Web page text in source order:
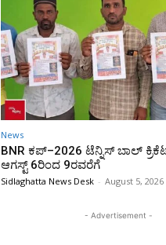
News
BNR ಕಪ್–2026 ಟೆನ್ನಿಸ್ ಬಾಲ್
ಆಗಸ್ಟ್ 6ರಿಂದ 9ರವರೆಗೆ
Sidlaghatta News Desk - August 5, 2026
- Advertisement -